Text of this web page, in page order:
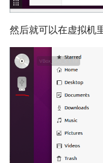
然后就可以在虚拟机